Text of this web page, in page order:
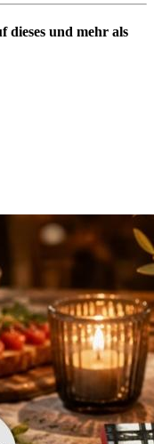
dieses und mehr als